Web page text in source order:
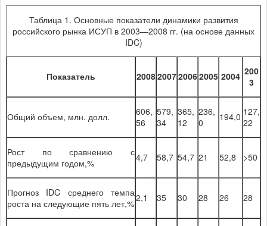
Таблица 1. Основные показатели динамики развития
российского рынка ИСУП в 2003—2008 гг. (на основе данных
IDC)
Показатель 2008200720062005 2004 200
3
Общий объем, млн. долл.
606,
56
579,
34
365,
12
236,
0
194,0 127,
22
Рост по сравнению с
предыдущим годом,%
4,7 58,7 54,7 21 52,8 >50
Прогноз IDC среднего темпа
роста на следующие пять лет,%2,1 35 30 28 26 28